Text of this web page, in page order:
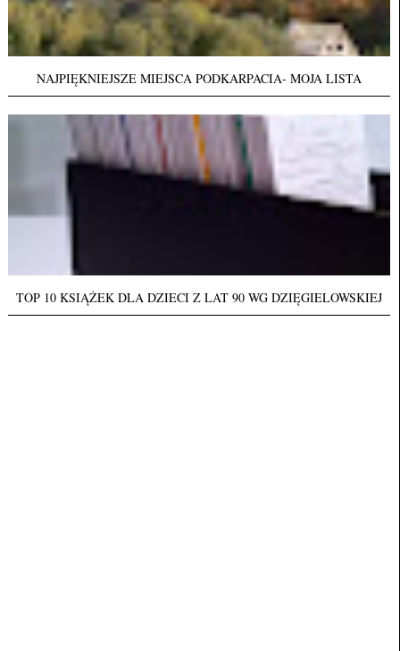
NAJPIĘKNIEJSZE MIEJSCA PODKARPACIA- MOJA LISTA
TOP 10 KSIĄŻEK DLA DZIECI Z LAT 90 WG DZIĘGIELOWSKIEJ